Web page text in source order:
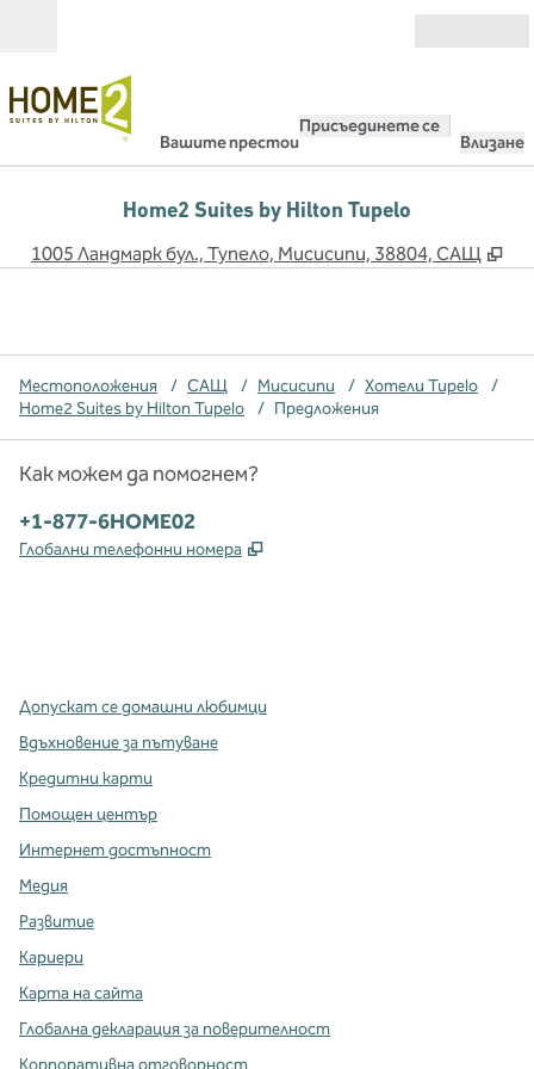
Вашите престои
Присъединете се
Влизане
Home2 Suites by Hilton Tupelo
1005 Ландмарк бул., Тупело, Мисисипи, 38804, САЩ ,
Местоположения / САЩ / Мисисипи / Хотели Tupelo
/
Home2 Suites by Hilton Tupelo
/ Предложения
Как можем да помогнем?
Телефон:
+1-877-6HOME02
Глобални телефонни номера ,
Допускат се домашни любимци
Вдъхновение за пътуване
Кредитни карти
Помощен център
Интернет достъпност
Медия
Развитие
Кариери
Карта на сайта
Глобална декларация за поверителност
Корпоративна отговорност